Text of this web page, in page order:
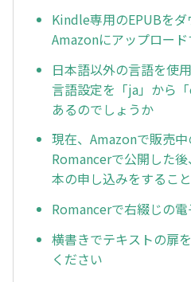
Kindle専用のEPUBを
Amazonにアップロー
日本語以外の言語を使
言語設定を「ja」から
あるのでしょうか
現在、Amazonで販売中
Romancerで公開した
本の申し込みをするこ
Romancerで右綴じの
横書きでテキストの扉
ください